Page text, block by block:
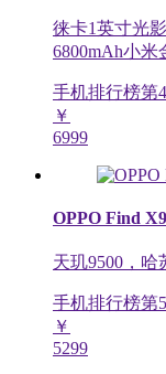
徕卡1英寸光
6800mAh小米
手机排行榜第4
￥
6999
OPPO Find
天玑9500，哈
手机排行榜第5
￥
5299